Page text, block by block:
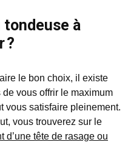
tondeuse à
?
le bon choix, il existe
vous offrir le maximum
vous satisfaire pleinement.
vous trouverez sur le
d’une tête de rasage ou